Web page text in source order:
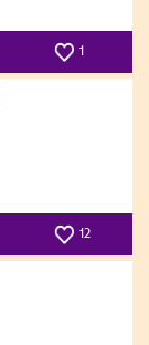
1
12